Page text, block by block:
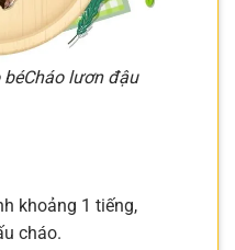
béCháo lươn đậu
khoảng 1 tiếng,
cháo.